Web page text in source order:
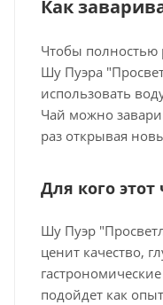
Как
Чтобы полностью
Шу Пуэра
использовать
Чай можно
раз открывая
Для кого этот
Шу Пуэр
ценит качество,
подойдет как